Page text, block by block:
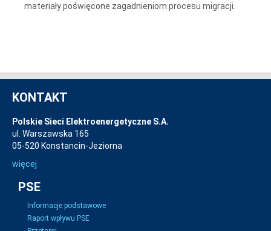
materiały poświęcone zagadnieniom procesu migracji.
KONTAKT
Polskie Sieci Elektroenergetyczne S.A.
ul. Warszawska 165
05-520 Konstancin-Jeziorna
więcej
PSE
Informacje podstawowe
Raport wpływu PSE